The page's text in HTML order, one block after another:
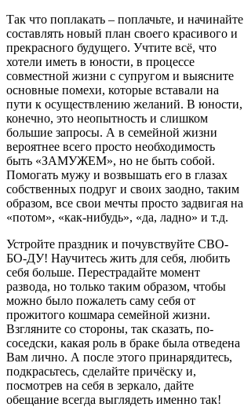
Так что поплакать – поплачьте, и начинайте
составлять новый план своего красивого и
прекрасного будущего. Учтите всё, что
хотели иметь в юности, в процессе
совместной жизни с супругом и выясните
основные помехи, которые вставали на
пути к осуществлению желаний. В юности,
конечно, это неопытность и слишком
большие запросы. А в семейной жизни
вероятнее всего просто необходимость
быть «ЗАМУЖЕМ», но не быть собой.
Помогать мужу и возвышать его в глазах
собственных подруг и своих заодно, таким
образом, все свои мечты просто задвигая на
«потом», «как-нибудь», «да, ладно» и т.д.
Устройте праздник и почувствуйте СВО-
БО-ДУ! Научитесь жить для себя, любить
себя больше. Перестрадайте момент
развода, но только таким образом, чтобы
можно было пожалеть саму себя от
прожитого кошмара семейной жизни.
Взгляните со стороны, так сказать, по-
соседски, какая роль в браке была отведена
Вам лично. А после этого принарядитесь,
подкрасьтесь, сделайте причёску и,
посмотрев на себя в зеркало, дайте
обещание всегда выглядеть именно так!